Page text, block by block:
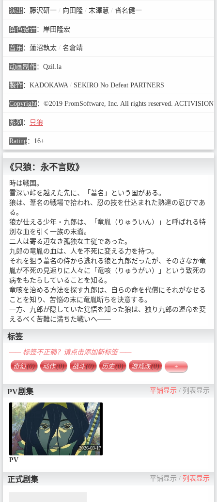
演出 ： 藤沢研一 /向田隆 /末澤慧 /沓名健一
角色设计： 岸田隆宏
音乐 ： 蓮沼執太 /名倉靖
动画制作： Qzil.la
製作： KADOKAWA /SEKIRO No Defeat PARTNERS
Copyright： ©2019 FromSoftware, Inc. All rights reserved.
系列 ： 只狼
Rating： 16+
《只狼：永不言败》
時は戦国。
雪深い峠を越えた先に、「葦名」という国がある。
狼は、葦名の戦場で拾われ、忍の技を仕込まれた熟達の忍びであ
る。
狼が仕える少年・九郎は、「竜胤（りゅういん）」と呼ばれる特
別な血を引く一族の末裔。
二人は寄る辺なき孤独な主従であった。
九郎の竜胤の血は、人を不死に変える力を持つ。
それを狙う葦名の侍から逃れる狼と九郎だったが、そのさなか竜
胤が不死の見返りに人々に「竜咳（りゅうがい）」という致死の
病をもたらしていることを知る。
竜咳を治める方法を探す九郎は、自らの命を代償にそれがなせる
ことを知り、苦悩の末に竜胤断ちを決意する。
一方、九郎が隠していた覚悟を知った狼は、独り九郎の運命を変
えるべく苦難に満ちた戦いへ――
标签
—— 标签不正确？请点击添加新标签 ——
奇幻(0) 动作(0) 战斗(0) 历史(0) 游戏改(0) +
PV剧集 平铺显示 / 列表显示
2026-03-17
PV
正式剧集 平铺显示 /列表显示